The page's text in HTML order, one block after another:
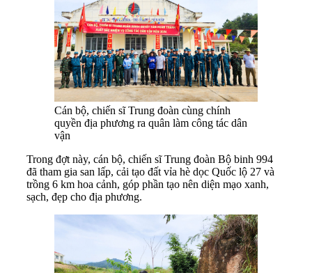
Cán bộ, chiến sĩ Trung đoàn cùng chính
quyền địa phương ra quân làm công tác dân
vận
Trong đợt này, cán bộ, chiến sĩ Trung đoàn Bộ binh 994
đã tham gia san lấp, cải tạo đất vỉa hè dọc Quốc lộ 27 và
trồng 6 km hoa cảnh, góp phần tạo nên diện mạo xanh,
sạch, đẹp cho địa phương.